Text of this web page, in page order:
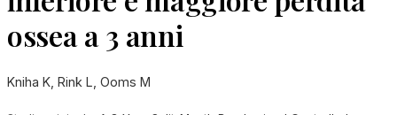
ossea a 3 anni
Kniha K, Rink L, Ooms M